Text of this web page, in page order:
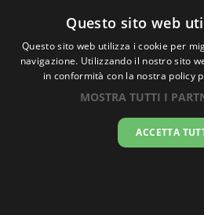
Ora Esatta
Questo sito web
Questo sito web utilizza i cookie per
navigazione. Utilizzando il nostro sito
in conformità con la nostra policy
MOSTRA TUTTI I
ACCETTA